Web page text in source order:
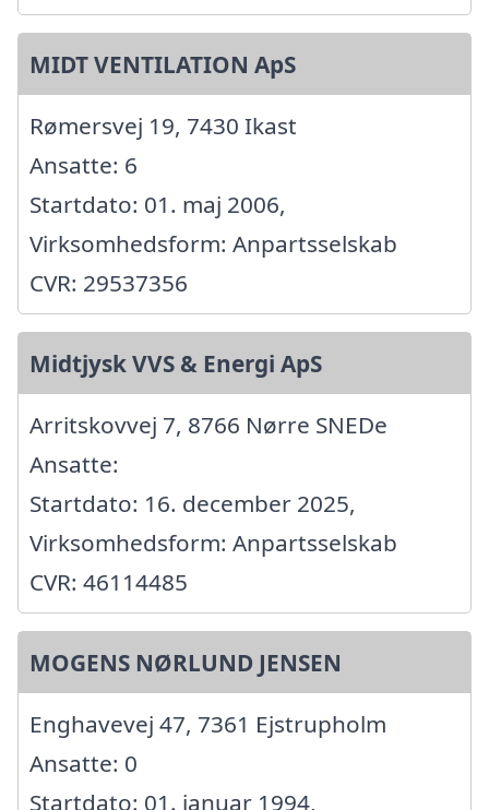
MIDT VENTILATION ApS
Rømersvej 19, 7430 Ikast
Ansatte: 6
Startdato: 01. maj 2006,
Virksomhedsform: Anpartsselskab
CVR: 29537356
Midtjysk VVS & Energi ApS
Arritskovvej 7, 8766 Nørre SNEDe
Ansatte:
Startdato: 16. december 2025,
Virksomhedsform: Anpartsselskab
CVR: 46114485
MOGENS NØRLUND JENSEN
Enghavevej 47, 7361 Ejstrupholm
Ansatte: 0
Startdato: 01. januar 1994,